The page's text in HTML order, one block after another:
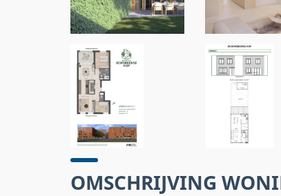
OMSCHRIJVING